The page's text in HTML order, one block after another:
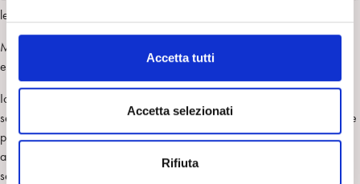
e
c
Accetta tutti
Accetta selezionati
Rifiuta
lei e il presunto innamorato).
Ma chi, nella famiglia, ama ed ha mai amato Giovanna per quello che
era?
Io credo nessuno, certamente non la madre che poi si sottrae per
sempre al rapporto con la figlia (anche quando è rinchiusa in Ospedale
psichiatrico giudiziario). Ma neppure il padre che, pur non
abbandonandola mai, ne ha fatto la sua vera "compagna di vita"
sentendosi rifiutato dalla moglie e ripiegandosi affettivamente su di lei.